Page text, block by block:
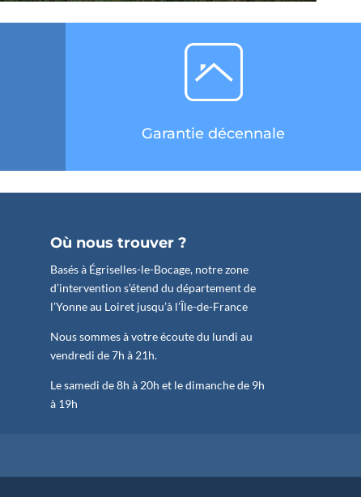
Garantie décennale
Où nous trouver ?
Basés à Égriselles-le-Bocage, notre zone
d’intervention s’étend du département de
l’Yonne au Loiret jusqu’à l’Île-de-France
Nous sommes à votre écoute du lundi au
vendredi de 7h à 21h.
Le samedi de 8h à 20h et le dimanche de 9h
à 19h